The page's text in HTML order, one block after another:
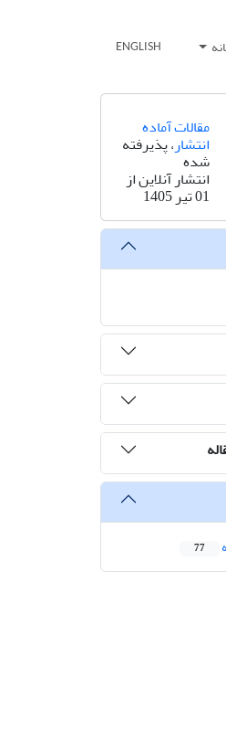
ENGLISH
مقالات آماده
انتشار، پذیرفته
شده
انتشار آنلاین از
01 تیر 1405
77